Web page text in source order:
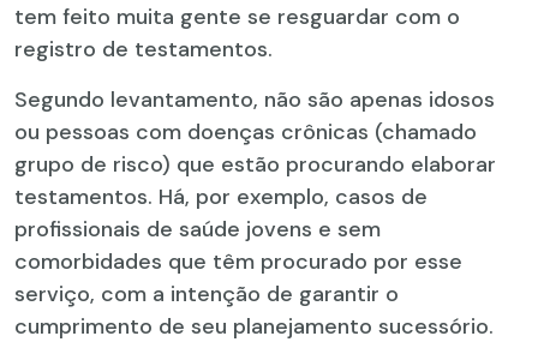
tem feito muita gente se resguardar com o
registro de testamentos.
Segundo levantamento, não são apenas idosos
ou pessoas com doenças crônicas (chamado
grupo de risco) que estão procurando elaborar
testamentos. Há, por exemplo, casos de
profissionais de saúde jovens e sem
comorbidades que têm procurado por esse
serviço, com a intenção de garantir o
cumprimento de seu planejamento sucessório.